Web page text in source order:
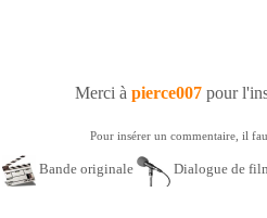
Merci à pierce007 pour
Pour insérer un commentaire, il
Bande originale Dialogue de